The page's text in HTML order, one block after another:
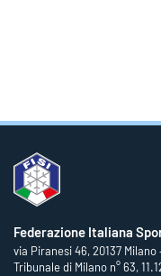
Federazione Italiana
via Piranesi 46, 20137 Milano
Tribunale di Milano n° 63,